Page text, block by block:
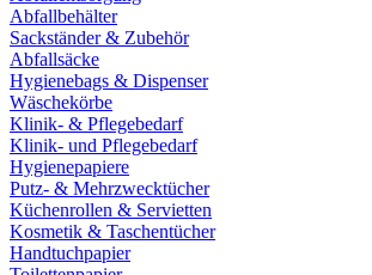
Abfallbehälter
Sackständer & Zubehör
Abfallsäcke
Hygienebags & Dispenser
Wäschekörbe
Klinik- & Pflegebedarf
Klinik- und Pflegebedarf
Hygienepapiere
Putz- & Mehrzwecktücher
Küchenrollen & Servietten
Kosmetik & Taschentücher
Handtuchpapier